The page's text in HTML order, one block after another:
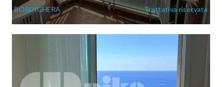
BORDIGHERA
Trattativa riservata